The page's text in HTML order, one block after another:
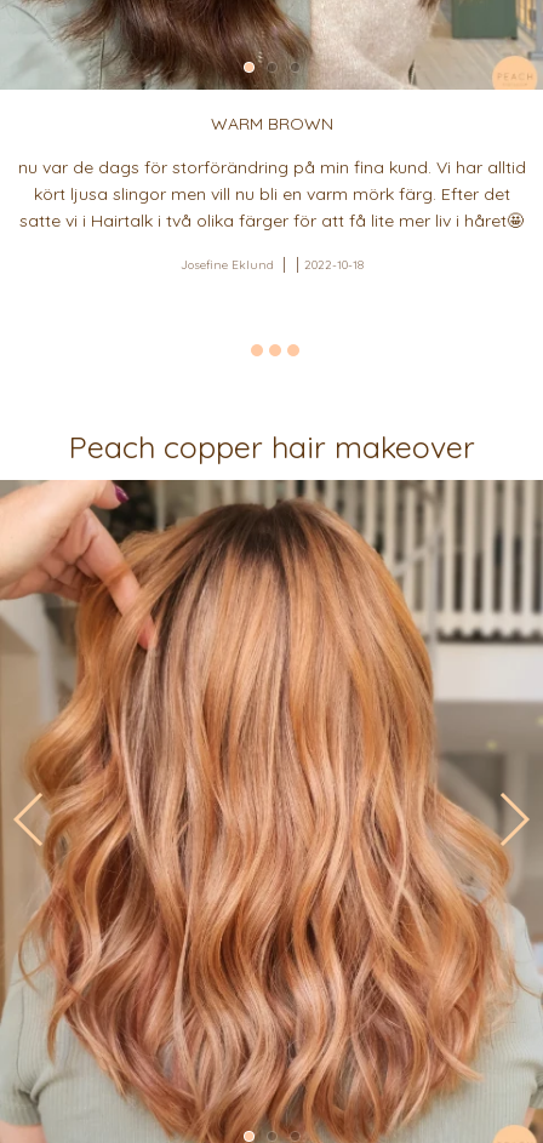
WARM BROWN
nu var de dags för storförändring på min fina kund. Vi har alltid
kört ljusa slingor men vill nu bli en varm mörk färg. Efter det
satte vi i Hairtalk i två olika färger för att få lite mer liv i håret🤩
Josefine Eklund 2022-10-18
Peach copper hair makeover